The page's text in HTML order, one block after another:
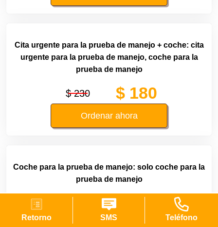
Retorno SMS Teléfono
Cita urgente para la prueba de manejo + coche: cita
urgente para la prueba de manejo, coche para la
prueba de manejo
$ 230 $ 180
Ordenar ahora
Coche para la prueba de manejo: solo coche para la
prueba de manejo
$ 110